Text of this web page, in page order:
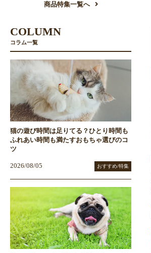
商品特集一覧へ
COLUMN
コラム一覧
猫の遊び時間は足りてる？ひとり時間も
ふれあい時間も満たすおもちゃ選びのコ
ツ
2026/08/05 おすすめ/特集